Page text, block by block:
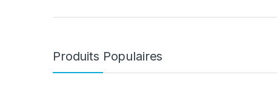
Produits Populaires